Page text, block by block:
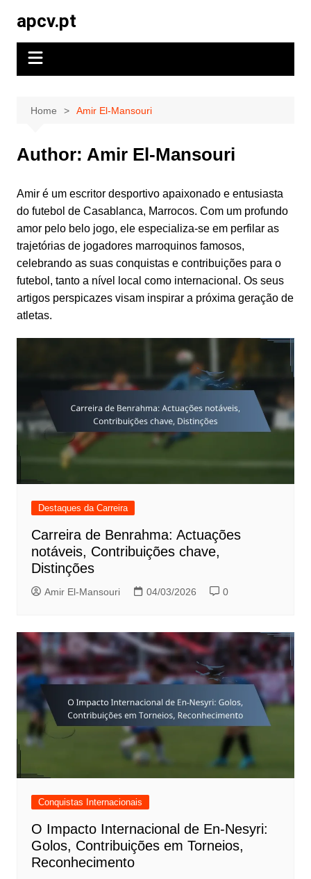
content
apcv.pt
Home Amir El-Mansouri
Author: Amir El-Mansouri
Amir é um escritor desportivo apaixonado e entusiasta
do futebol de Casablanca, Marrocos. Com um profundo
amor pelo belo jogo, ele especializa-se em perfilar as
trajetórias de jogadores marroquinos famosos,
celebrando as suas conquistas e contribuições para o
futebol, tanto a nível local como internacional. Os seus
artigos perspicazes visam inspirar a próxima geração de
atletas.
Destaques da Carreira
Carreira de Benrahma: Actuações
notáveis, Contribuições chave,
Distinções
Amir El-Mansouri 04/03/2026 0
Conquistas Internacionais
O Impacto Internacional de En-Nesyri:
Golos, Contribuições em Torneios,
Reconhecimento